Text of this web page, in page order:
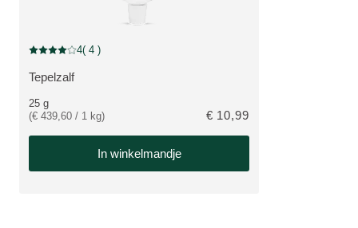
BEKIJK PRODUCT:
Tepelzalf
Beoordeling: 4 van 5 beoordeeld door 4 personen
4( 4 )
25 g
(€ 439,60 / 1 kg)
€ 10,99
In winkelmandje